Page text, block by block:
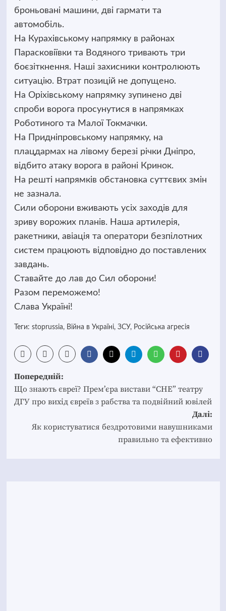
броньовані машини, дві гармати та
автомобіль.
На Курахівському напрямку в районах
Парасковіївки та Водяного тривають три
боєзіткнення. Наші захисники контролюють
ситуацію. Втрат позицій не допущено.
На Оріхівському напрямку зупинено дві
спроби ворога просунутися в напрямках
Роботиного та Малої Токмачки.
На Придніпровському напрямку, на
плацдармах на лівому березі річки Дніпро,
відбито атаку ворога в районі Кринок.
На решті напрямків обстановка суттєвих змін
не зазнала.
Сили оборони вживають усіх заходів для
зриву ворожих планів. Наша артилерія,
ракетники, авіація та оператори безпілотних
систем працюють відповідно до поставлених
завдань.
Ставайте до лав до Сил оборони!
Разом переможемо!
Слава Україні!
Теги: stoprussia, Війна в Україні, ЗСУ, Російська агресія
Post
navigation
Попередній:
Що знають євреї? Прем’єра вистави “СНЕ” театру
ДГУ про вихід євреїв з рабства та подвійний ювілей
Далі:
Як користуватися бездротовими навушниками
правильно та ефективно